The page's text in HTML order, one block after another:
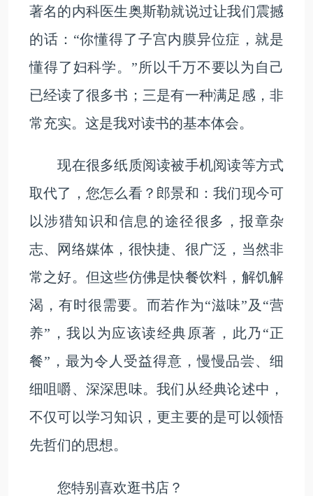
著名的内科医生奥斯勒就说过让我们震撼
的话：“你懂得了子宫内膜异位症，就是
懂得了妇科学。”所以千万不要以为自己
已经读了很多书；三是有一种满足感，非
常充实。这是我对读书的基本体会。
现在很多纸质阅读被手机阅读等方式
取代了，您怎么看？郎景和：我们现今可
以涉猎知识和信息的途径很多，报章杂
志、网络媒体，很快捷、很广泛，当然非
常之好。但这些仿佛是快餐饮料，解饥解
渴，有时很需要。而若作为“滋味”及“营
养”，我以为应该读经典原著，此乃“正
餐”，最为令人受益得意，慢慢品尝、细
细咀嚼、深深思味。我们从经典论述中，
不仅可以学习知识，更主要的是可以领悟
先哲们的思想。
您特别喜欢逛书店？